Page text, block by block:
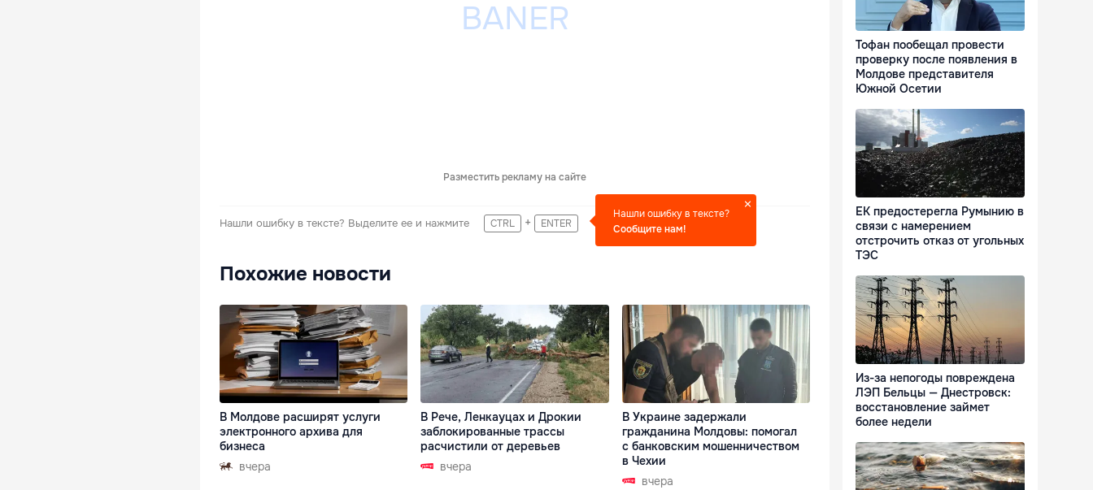
Разместить рекламу на сайте
Нашли ошибку в тексте? Выделите ее и нажмите CTRL + ENTER
Нашли ошибку в тексте?
Сообщите нам!
Похожие новости
В Молдове расширят услуги
электронного архива для
бизнеса
вчера
В Рече, Ленкауцах и Дрокии
заблокированные трассы
расчистили от деревьев
вчера
В Украине задержали
гражданина Молдовы: помогал
с банковским мошенничеством
в Чехии
вчера
Тофан пообещал провести
проверку после появления в
Молдове представителя
Южной Осетии
ЕК предостерегла Румынию в
связи с намерением
отстрочить отказ от угольных
ТЭС
Из-за непогоды повреждена
ЛЭП Бельцы — Днестровск:
восстановление займет
более недели